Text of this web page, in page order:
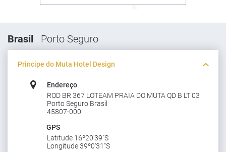
Brasil Porto Seguro
Principe do Muta Hotel Design
Endereço
ROD BR 367 LOTEAM PRAIA DO MUTA QD B LT 03
Porto Seguro Brasil
45807-000
GPS
Latitude 16º20'39"S
Longitude 39º0'31"S